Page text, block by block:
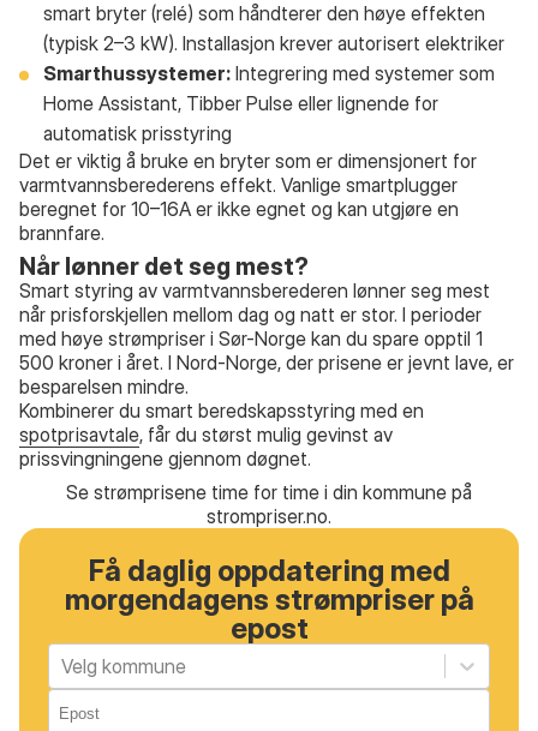
smart bryter (relé) som håndterer den høye effekten
(typisk 2–3 kW). Installasjon krever autorisert elektriker
Smarthussystemer: Integrering med systemer som
Home Assistant, Tibber Pulse eller lignende for
automatisk prisstyring
Det er viktig å bruke en bryter som er dimensjonert for
varmtvannsberederens effekt. Vanlige smartplugger
beregnet for 10–16A er ikke egnet og kan utgjøre en
brannfare.
Når lønner det seg mest?
Smart styring av varmtvannsberederen lønner seg mest
når prisforskjellen mellom dag og natt er stor. I perioder
med høye strømpriser i Sør-Norge kan du spare opptil 1
500 kroner i året. I Nord-Norge, der prisene er jevnt lave, er
besparelsen mindre.
Kombinerer du smart beredskapsstyring med en
spotprisavtale, får du størst mulig gevinst av
prissvingningene gjennom døgnet.
Se strømprisene time for time i din kommune på
strompriser.no.
Få daglig oppdatering med
morgendagens strømpriser på
epost
Velg kommune